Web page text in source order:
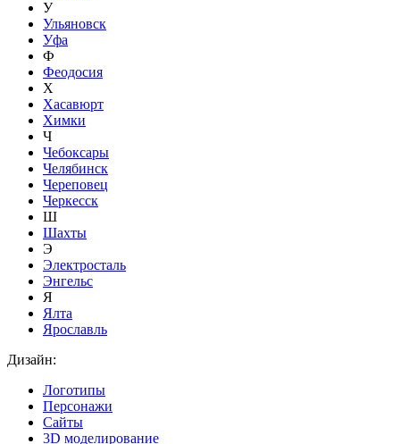
У
Ульяновск
Уфа
Ф
Феодосия
Х
Хасавюрт
Химки
Ч
Чебоксары
Челябинск
Череповец
Черкесск
Ш
Шахты
Э
Электросталь
Энгельс
Я
Ялта
Ярославль
Дизайн:
Логотипы
Персонажи
Сайты
3D моделирование